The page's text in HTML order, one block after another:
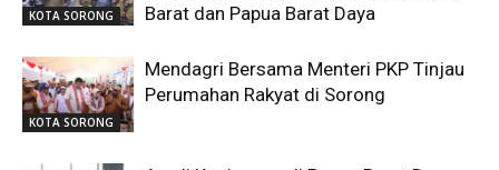
KOTA SORONG
Barat dan Papua Barat Daya
KOTA SORONG
Mendagri Bersama Menteri PKP Tinjau
Perumahan Rakyat di Sorong